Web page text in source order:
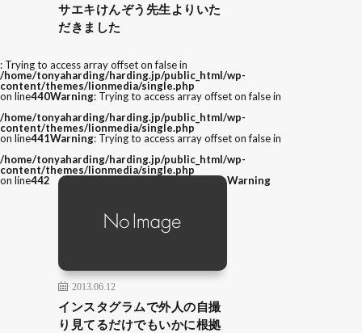
サエキけんぞう先生よりいた
だきました
: Trying to access array offset on false in
/home/tonyaharding/harding.jp/public_html/wp-
content/themes/lionmedia/single.php
on line440Warning: Trying to access array offset on false in
/home/tonyaharding/harding.jp/public_html/wp-
content/themes/lionmedia/single.php
on line441Warning: Trying to access array offset on false in
/home/tonyaharding/harding.jp/public_html/wp-
content/themes/lionmedia/single.php
on line442
2013.06.12
インスタグラムで外人の自撮
り見てるだけでもいかに根拠
Warning